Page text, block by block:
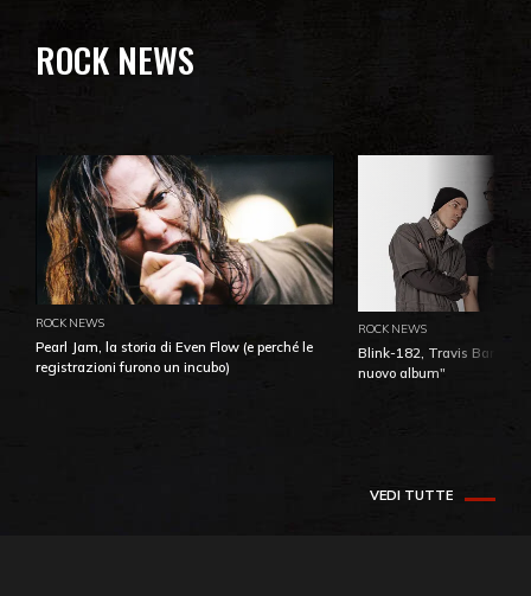
ROCK NEWS
ROCK NEWS
Pearl Jam, la storia di Even Flow (e perché le
registrazioni furono un incubo)
ROCK NEWS
Blink-182, Travis Barker:
nuovo album"
VEDI TUTTE